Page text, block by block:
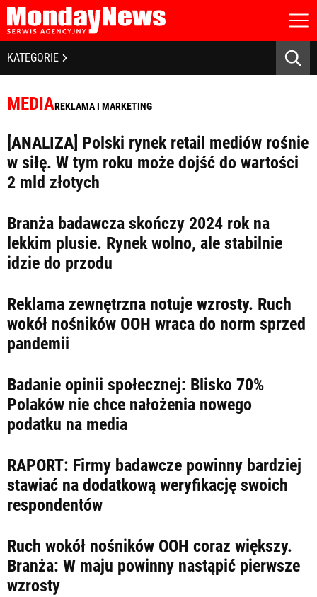
STRONA GŁÓWNA
O NAS
POLITYKA PRYWATNOŚCI
LICENCJA
KONTAKT
Zapamiętaj mnie
Zapomniałeś hasła?
Kliknij tutaj
zaloguj się
KATEGORIE
BIZNES I GOSPODARKA
SPOŁECZEŃSTWO
EDUKACJA
MEDIA
ZDROWIE I URODA
LIFESTYLE
OPINIE I KOMENTARZE
MEDIAREKLAMA I MARKETING
[ANALIZA] Polski rynek retail mediów rośnie
w siłę. W tym roku może dojść do wartości
2 mld złotych
Branża badawcza skończy 2024 rok na
lekkim plusie. Rynek wolno, ale stabilnie
idzie do przodu
Reklama zewnętrzna notuje wzrosty. Ruch
wokół nośników OOH wraca do norm sprzed
pandemii
Badanie opinii społecznej: Blisko 70%
Polaków nie chce nałożenia nowego
podatku na media
RAPORT: Firmy badawcze powinny bardziej
stawiać na dodatkową weryfikację swoich
respondentów
Ruch wokół nośników OOH coraz większy.
Branża: W maju powinny nastąpić pierwsze
wzrosty